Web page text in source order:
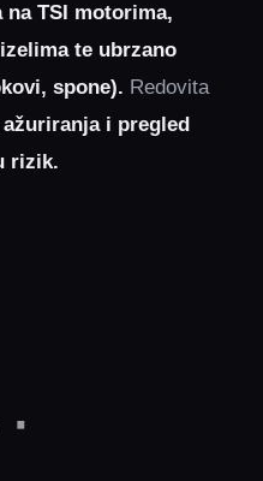
na TSI motorima,
te ubrzano
spone). Redovita
i pregled
rizik.